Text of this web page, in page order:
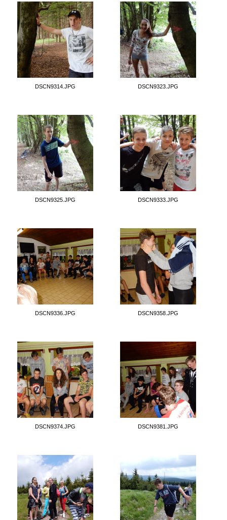
DSCN9314.JPG DSCN9323.JPG
DSCN9325.JPG DSCN9333.JPG
DSCN9336.JPG DSCN9358.JPG
DSCN9374.JPG DSCN9381.JPG